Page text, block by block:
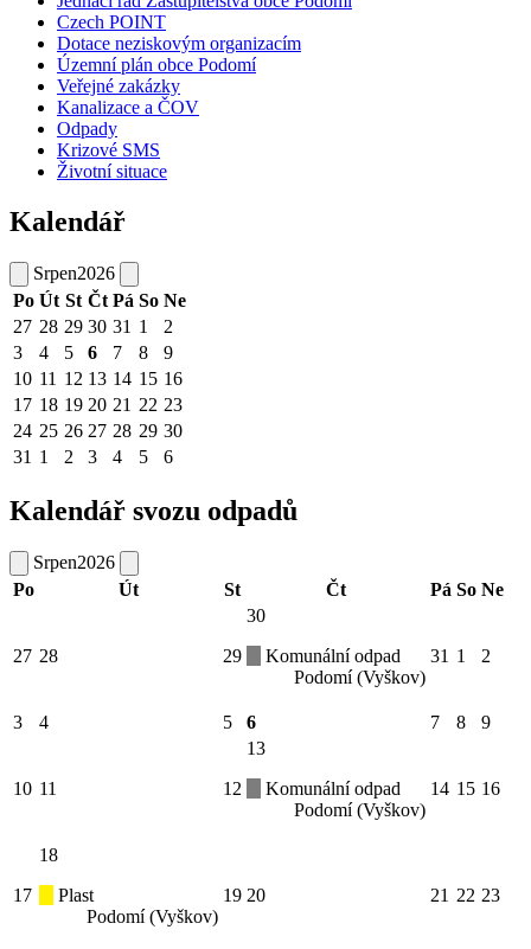
Czech POINT
Dotace neziskovým organizacím
Územní plán obce Podomí
Veřejné zakázky
Kanalizace a ČOV
Odpady
Krizové SMS
Životní situace
Kalendář
Srpen2026
Po Út St Čt Pá So Ne
27 28 29 30 31 1
2
3
4 5 6 7 8
9
10 11 12 13 14 15 16
17 18 19 20 21 22 23
24 25 26 27 28 29 30
31 1 2 3 4 5 6
Kalendář svozu odpadů
Srpen2026
Po
Út St Čt Pá So Ne
27 28 29
30
Komunální odpad
Podomí (Vyškov)
31 1 2
3 4 5 6 7 8 9
10 11 12
13
Komunální odpad
Podomí (Vyškov)
14 15 16
17
18
Plast
Podomí (Vyškov)
19 20 21 22 23